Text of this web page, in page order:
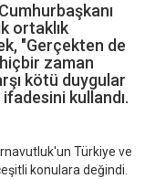
ortaklık
"Gerçekten de
zaman
kötü duygular
kullandı.
Türkiye ve
konulara değindi.